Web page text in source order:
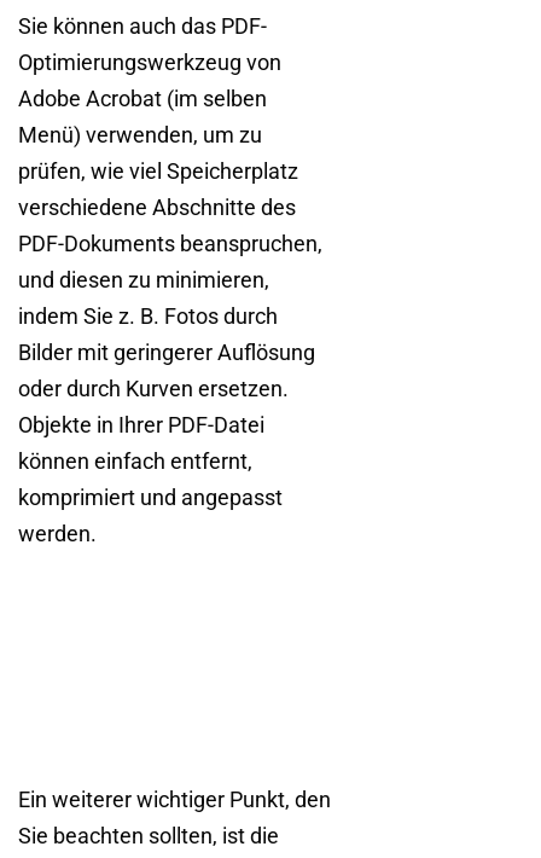
Sie können auch das PDF-
Optimierungswerkzeug von
Adobe Acrobat (im selben
Menü) verwenden, um zu
prüfen, wie viel Speicherplatz
verschiedene Abschnitte des
PDF-Dokuments beanspruchen,
und diesen zu minimieren,
indem Sie z. B. Fotos durch
Bilder mit geringerer Auflösung
oder durch Kurven ersetzen.
Objekte in Ihrer PDF-Datei
können einfach entfernt,
komprimiert und angepasst
werden.
Ein weiterer wichtiger Punkt, den
Sie beachten sollten, ist die